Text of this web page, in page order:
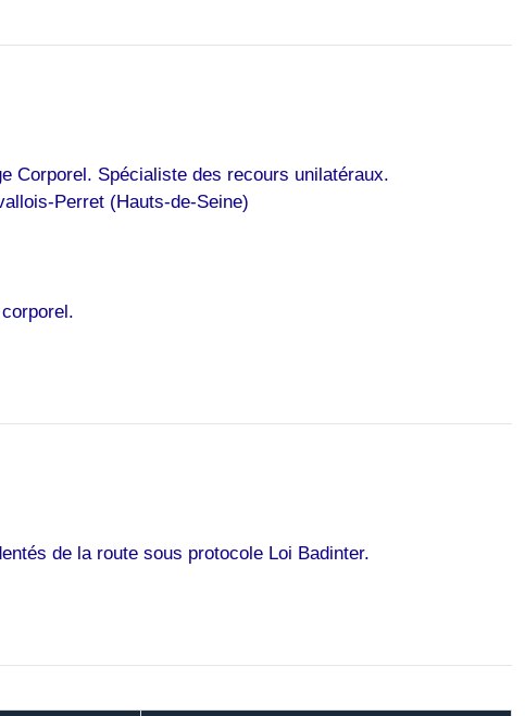
Corporel. Spécialiste des recours unilatéraux.
Perret (Hauts-de-Seine)
de la route sous protocole Loi Badinter.